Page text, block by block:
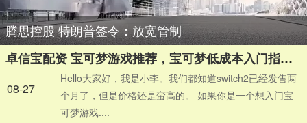
腾思控股 特朗普签令：放宽管制
卓信宝配资 宝可梦游戏推荐，宝可梦低成本入门指南_switch_价格_玩家
Hello大家好，我是小李。我们都知道switch2已经发售两
个月了，但是价格还是蛮高的。 如果你是一个想入门宝
可梦游戏....
08-27